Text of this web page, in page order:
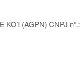
(AGPN) CNPJ nº.: